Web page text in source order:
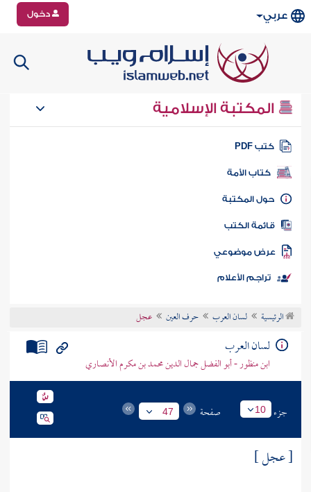
عربي دخول
المكتبة الإسلامية
كتب PDF
كتاب الأمة
المكتبة
الكتب
موضوعي
تراجم الأعلام
الرئيسية لسان العرب حرف العين عجل
لسان العرب
ابن منظور - أبو الفضل جمال الدين محمد بن مكرم الأنصاري
جزء 10 صفحة 47
[ عجل ]